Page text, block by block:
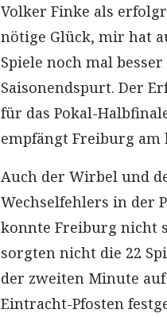
Volker Finke als
nötige Glück, mir hat
Spiele noch mal
Saisonendspurt. Der
für das Pokal-
empfängt Freiburg am
Auch der Wirbel und
Wechselfehlers in der
konnte Freiburg nicht
sorgten nicht die 22
der zweiten Minute
Eintracht-Pfosten